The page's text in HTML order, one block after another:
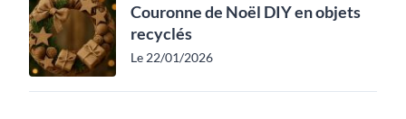
Couronne de Noël DIY en objets
recyclés
Le 22/01/2026